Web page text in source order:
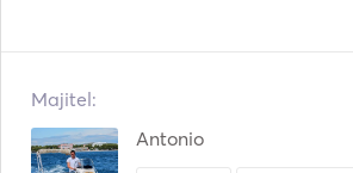
Majitel:
Antonio